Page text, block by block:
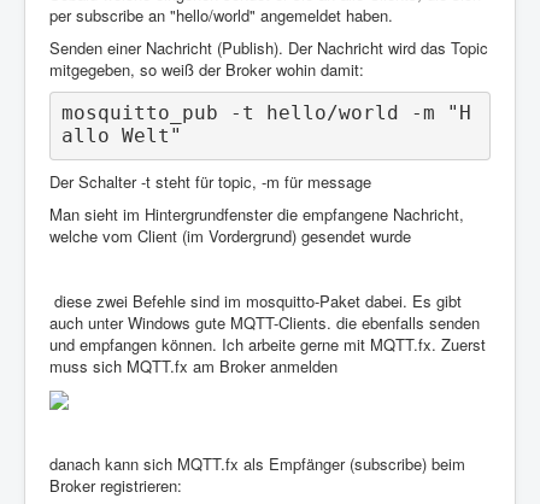
per subscribe an "hello/world" angemeldet haben.
Senden einer Nachricht (Publish). Der Nachricht wird das Topic
mitgegeben, so weiß der Broker wohin damit:
mosquitto_pub -t hello/world -m "H
allo Welt"
Der Schalter -t steht für topic, -m für message
Man sieht im Hintergrundfenster die empfangene Nachricht,
welche vom Client (im Vordergrund) gesendet wurde
diese zwei Befehle sind im mosquitto-Paket dabei. Es gibt
auch unter Windows gute MQTT-Clients. die ebenfalls senden
und empfangen können. Ich arbeite gerne mit MQTT.fx. Zuerst
muss sich MQTT.fx am Broker anmelden
danach kann sich MQTT.fx als Empfänger (subscribe) beim
Broker registrieren: